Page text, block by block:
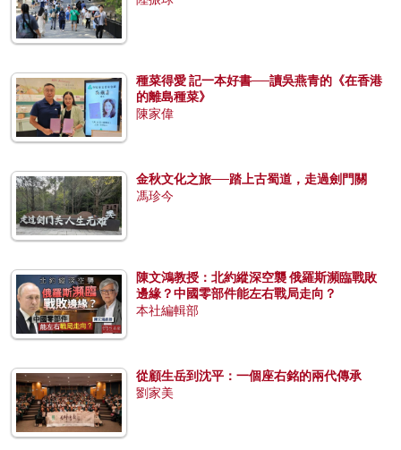
種菜得愛 記一本好書──讀吳燕青的《在香港
的離島種菜》
陳家偉
金秋文化之旅──踏上古蜀道，走過劍門關
馮珍今
陳文鴻教授：北約縱深空襲 俄羅斯瀕臨戰敗
邊緣？中國零部件能左右戰局走向？
本社編輯部
從顧生岳到沈平：一個座右銘的兩代傳承
劉家美